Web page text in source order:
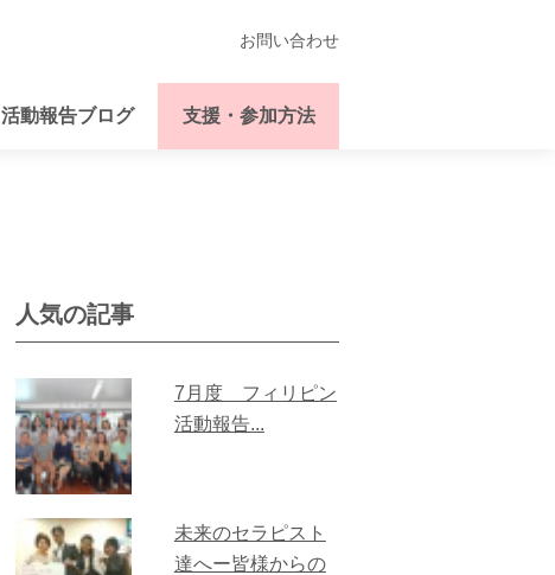
お問い合わせ
活動報告ブログ 支援・参加方法
人気の記事
7月度 フィリピン
活動報告...
未来のセラピスト
達へー皆様からの